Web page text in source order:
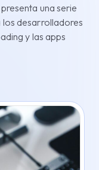
una serie
los desarrolladores
y las apps